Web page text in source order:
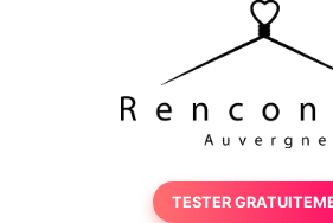
TESTER